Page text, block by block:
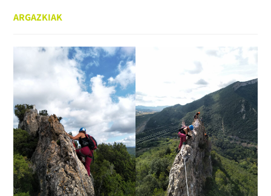
ARGAZKIAK